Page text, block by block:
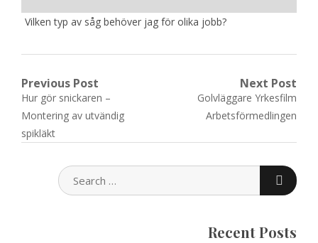
Vilken typ av såg behöver jag för olika jobb?
Post
navigation
Previous Post
Previous
post:
Hur gör snickaren –
Montering av utvändig
spikläkt
Next Post
Next
post:
Golvläggare Yrkesfilm
Arbetsförmedlingen
SEARCH
FOR:
Recent Posts